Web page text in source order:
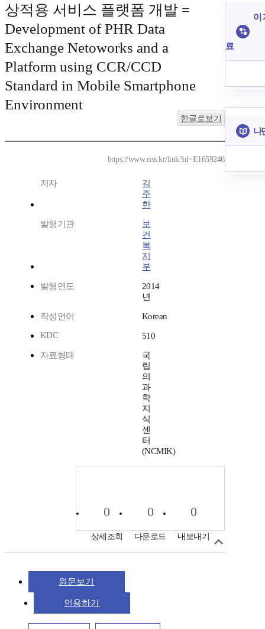
상적용 서비스 플랫폼 개발 =
Development of PHR Data
Exchange Netoworks and a
Platform using CCR/CCD
Standard in Mobile Smartphone
Environment
한글로보기
https://www.riss.kr/link?id=E1659246
저자
김
주
한
발행기관
보
건
복
지
부
발행연도
2014
년
작성언어
Korean
KDC
510
자료형태
국
립
의
과
학
지
식
센
터
(NCMIK)
0
상세조회
0
다운로드
0
내보내기
원문보기
인용하기
이
료
나